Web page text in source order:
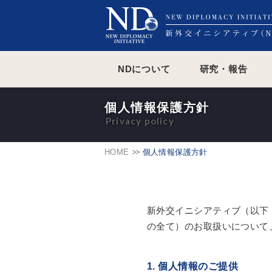
NDについて 研究・報告
HOME 個人情報保護方針
個人情報保護方針
新外交イニシアティブ（以
の全て）のお取扱いについ
1. 個人情報のご提供